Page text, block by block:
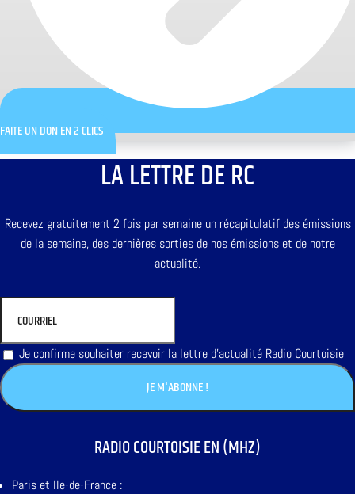
FAITE UN DON EN 2 CLICS
LA LETTRE DE RC
Recevez gratuitement 2 fois par semaine un récapitulatif des émissions
de la semaine, des dernières sorties de nos émissions et de notre
actualité.
Je confirme souhaiter recevoir la lettre d'actualité Radio Courtoisie
RADIO COURTOISIE EN (MHZ)
Paris et Ile-de-France :